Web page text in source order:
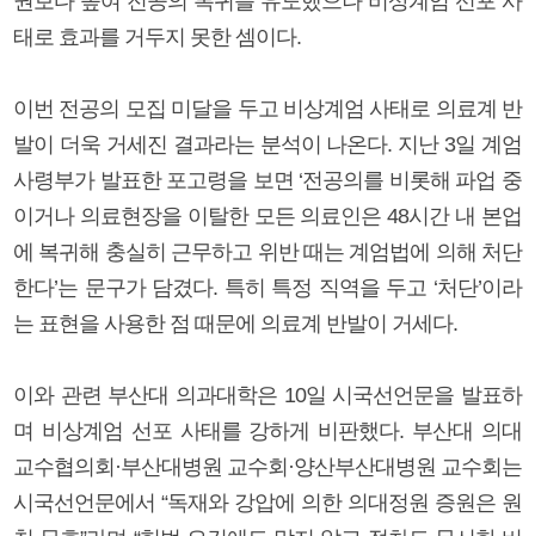
태로 효과를 거두지 못한 셈이다.
이번 전공의 모집 미달을 두고 비상계엄 사태로 의료계 반
발이 더욱 거세진 결과라는 분석이 나온다. 지난 3일 계엄
사령부가 발표한 포고령을 보면 ‘전공의를 비롯해 파업 중
이거나 의료현장을 이탈한 모든 의료인은 48시간 내 본업
에 복귀해 충실히 근무하고 위반 때는 계엄법에 의해 처단
한다’는 문구가 담겼다. 특히 특정 직역을 두고 ‘처단’이라
는 표현을 사용한 점 때문에 의료계 반발이 거세다.
이와 관련 부산대 의과대학은 10일 시국선언문을 발표하
며 비상계엄 선포 사태를 강하게 비판했다. 부산대 의대
교수협의회·부산대병원 교수회·양산부산대병원 교수회는
시국선언문에서 “독재와 강압에 의한 의대정원 증원은 원